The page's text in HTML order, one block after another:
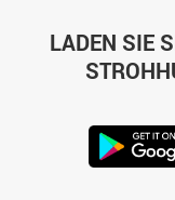
LADEN SIE